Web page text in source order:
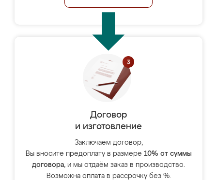
Договор
и изготовление
Заключаем договор,
Вы вносите предоплату в размере 10% от суммы
договора, и мы отдаём заказ в производство.
Возможна оплата в рассрочку без %.